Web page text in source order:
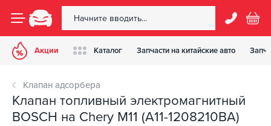
Акции Каталог Запчасти на китайские авто
Клапан адсорбера
Клапан топливный электромагнитный
BOSCH на Chery M11 (A11-1208210BA)